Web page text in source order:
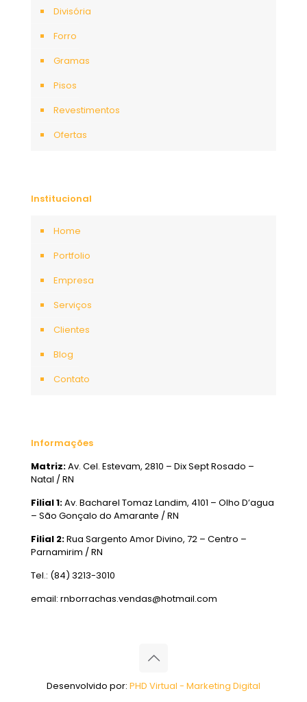
Divisória
Forro
Gramas
Pisos
Revestimentos
Ofertas
Institucional
Home
Portfolio
Empresa
Serviços
Clientes
Blog
Contato
Informações
Matriz:Av. Cel. Estevam, 2810 – Dix Sept Rosado –
Natal / RN
Filial 1:Av. Bacharel Tomaz Landim, 4101 – Olho D’agua
– São Gonçalo do Amarante / RN
Filial 2:Rua Sargento Amor Divino, 72 – Centro –
Parnamirim / RN
Tel.: (84) 3213-3010
email: rnborrachas.vendas@hotmail.com
Desenvolvido por: PHD Virtual - Marketing Digital